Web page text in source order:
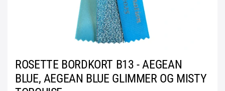
ROSETTE BORDKORT B13 - AEGEAN
BLUE, AEGEAN BLUE GLIMMER OG MISTY